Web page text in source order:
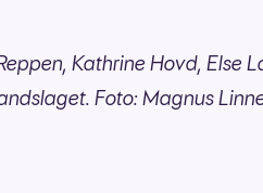
Kathrine Hovd, Else
Foto: Magnus